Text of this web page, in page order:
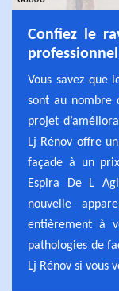
Confiez le
Vous savez que
sont au nombre
projet
Lj Rénov offre
façade à un
Espira De L
nouvelle
entièrement à
pathologies de
Lj Rénov si vous